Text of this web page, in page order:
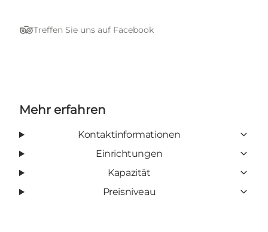
Tripadvisor
Treffen Sie uns auf Facebook
Mehr erfahren
Kontaktinformationen
Einrichtungen
Kapazität
Preisniveau